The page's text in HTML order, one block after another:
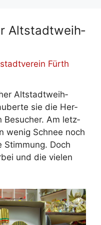
Alt­stadt­weih­
Fürth
Alt­stadt­weih­
sie die Her­
Be­su­cher. Am letz­
we­nig Schnee noch
Stim­mung. Doch
und die vie­len